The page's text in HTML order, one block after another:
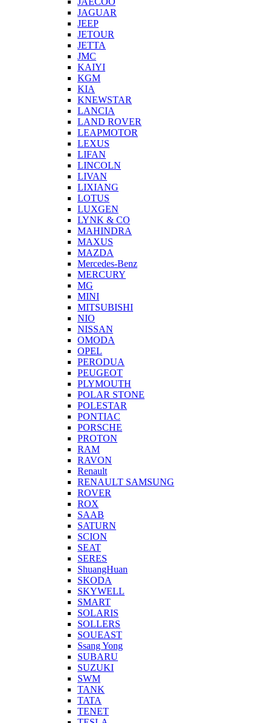
JAGUAR
JEEP
JETOUR
JETTA
JMC
KAIYI
KGM
KIA
KNEWSTAR
LANCIA
LAND ROVER
LEAPMOTOR
LEXUS
LIFAN
LINCOLN
LIVAN
LIXIANG
LOTUS
LUXGEN
LYNK & CO
MAHINDRA
MAXUS
MAZDA
Mercedes-Benz
MERCURY
MG
MINI
MITSUBISHI
NIO
NISSAN
OMODA
OPEL
PERODUA
PEUGEOT
PLYMOUTH
POLAR STONE
POLESTAR
PONTIAC
PORSCHE
PROTON
RAM
RAVON
Renault
RENAULT SAMSUNG
ROVER
ROX
SAAB
SATURN
SCION
SEAT
SERES
ShuangHuan
SKODA
SKYWELL
SMART
SOLARIS
SOLLERS
SOUEAST
Ssang Yong
SUBARU
SUZUKI
SWM
TANK
TATA
TENET